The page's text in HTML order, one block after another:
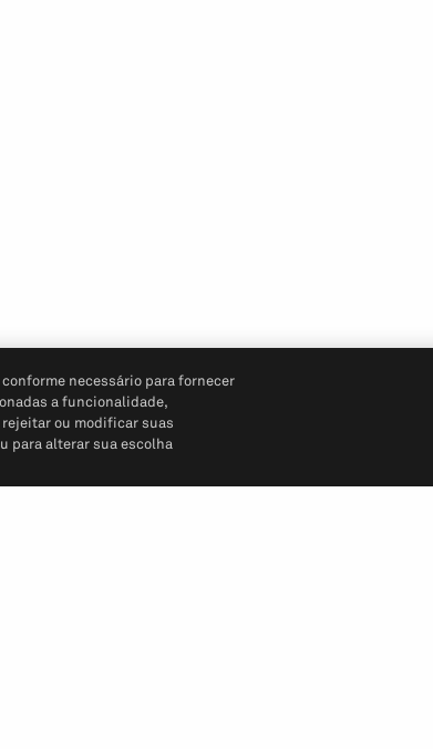
necessário para fornecer
a funcionalidade,
ou modificar suas
para alterar sua escolha